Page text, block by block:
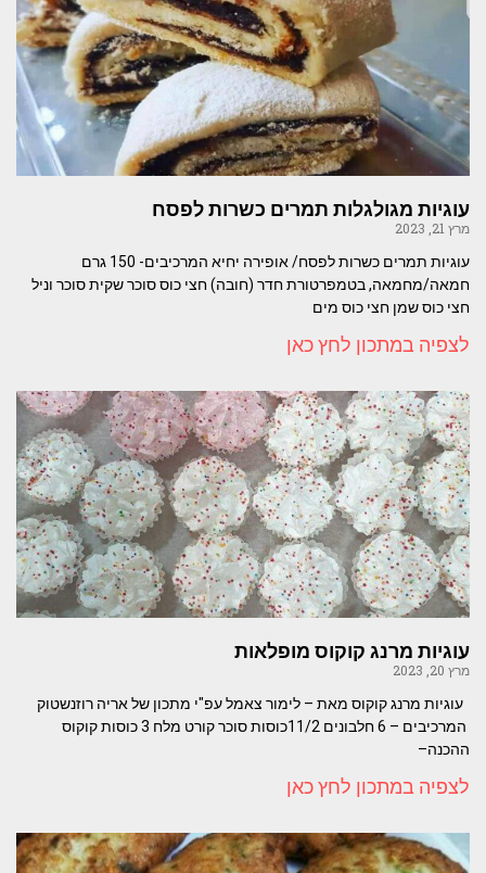
עוגיות מגולגלות תמרים כשרות לפסח
מרץ 21, 2023
עוגיות תמרים כשרות לפסח/ אופירה יחיא המרכיבים- 150 גרם
חמאה/מחמאה, בטמפרטורת חדר (חובה) חצי כוס סוכר שקית סוכר וניל
חצי כוס שמן חצי כוס מים
לצפיה במתכון לחץ כאן
עוגיות מרנג קוקוס מופלאות
מרץ 20, 2023
עוגיות מרנג קוקוס מאת – לימור צאמל עפ"י מתכון של אריה רוזנשטוק
המרכיבים – 6 חלבונים 11/2כוסות סוכר קורט מלח 3 כוסות קוקוס
ההכנה–
לצפיה במתכון לחץ כאן